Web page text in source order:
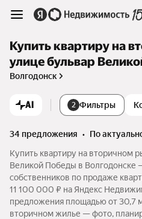
Купить квартиру на
улице бульвар
Волгодонск
AI 2 Фильтры
34 предложения •
по
Купить квартиру на вторичном
Великой Победы в Волгодонске
собственников по продаже
11 100 000 ₽ на Яндекс
предложения площадью от 30,7
вторичном жилье — фото,